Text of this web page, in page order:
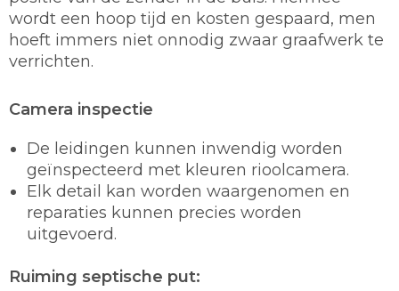
wordt een hoop tijd en kosten gespaard, men
hoeft immers niet onnodig zwaar graafwerk te
verrichten.
Camera inspectie
De leidingen kunnen inwendig worden
geïnspecteerd met kleuren rioolcamera.
Elk detail kan worden waargenomen en
reparaties kunnen precies worden
uitgevoerd.
Ruiming septische put: